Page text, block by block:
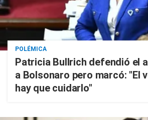
POLÉMICA
Patricia Bullrich defendió el
a Bolsonaro pero marcó: "El
hay que cuidarlo"